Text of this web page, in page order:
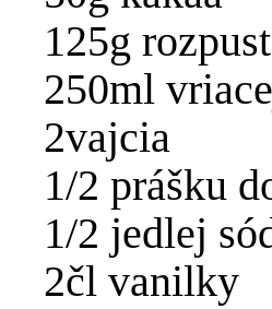
125g
250ml
2vajcia
1/2 prášku
1/2 jedlej
2čl vanilky